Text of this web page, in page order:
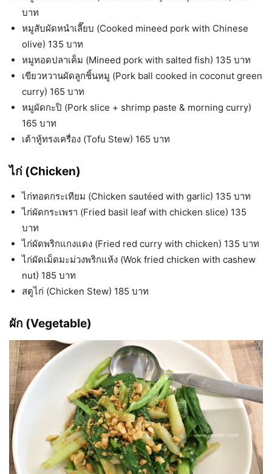
บาท
หมูสับผัดหนำเลี๊ยบ (Cooked mineed pork with Chinese
olive) 135 บาท
หมูทอดปลาเค็ม (Mineed pork with salted fish) 135 บาท
เขียวหวานผัดลูกชิ้นหมู (Pork ball cooked in coconut green
curry) 165 บาท
หมูผัดกะปิ (Pork slice + shrimp paste & morning curry)
165 บาท
เต้าหู้ทรงเครื่อง (Tofu Stew) 165 บาท
ไก่ (Chicken)
ไก่ทอดกระเทียม (Chicken sautéed with garlic) 135 บาท
ไก่ผัดกระเพรา (Fried basil leaf with chicken slice) 135
บาท
ไก่ผัดพริกแกงแดง (Fried red curry with chicken) 135 บาท
ไก่ผัดเม็ดมะม่วงพริกแห้ง (Wok fried chicken with cashew
nut) 185 บาท
สตูไก่ (Chicken Stew) 185 บาท
ผัก (Vegetable)